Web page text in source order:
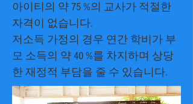
아이티의 약 75 %의 교사가 적절한
자격이 없습니다.
저소득 가정의 경우 연간 학비가 부
모 소득의 약 40 %를 차지하며 상당
한 재정적 부담을 줄 수 있습니다.